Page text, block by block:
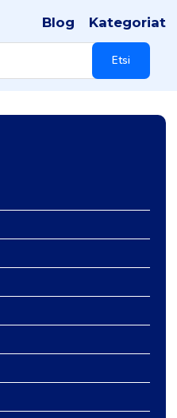
Etsi
Blog Kategoriat